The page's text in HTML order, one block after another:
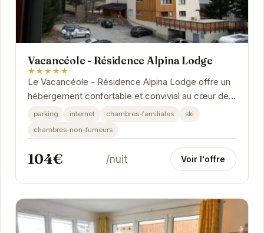
Vacancéole - Résidence Alpina Lodge
★★★★★
Le Vacancéole - Résidence Alpina Lodge offre un
hébergement confortable et convivial au cœur des
Deux Alpes. Idéalement situé pour les...
parking internet chambres-familiales
ski
chambres-non-fumeurs
104€ /nuit Voir l'offre